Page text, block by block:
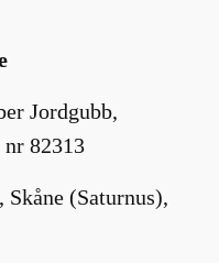
Jordgubb,
82313
(Saturnus),